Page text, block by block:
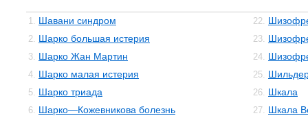
1. Шавани синдром
2. Шарко большая истерия
3. Шарко Жан Мартин
4. Шарко малая истерия
5. Шарко триада
6. Шарко—Кожевникова болезнь
22.
23.
24.
25.
26. Шкала
27. Шкала